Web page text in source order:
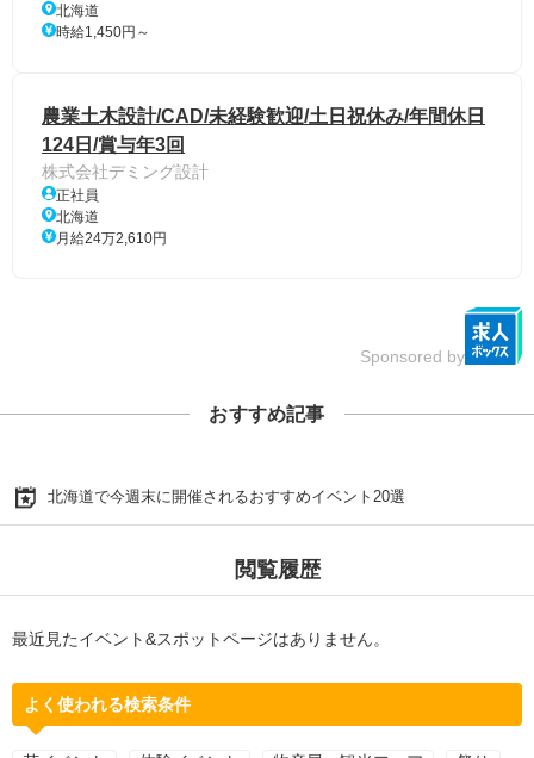
北海道
時給1,450円～
農業土木設計/CAD/未経験歓迎/土日祝休み/年間休日
124日/賞与年3回
株式会社デミング設計
正社員
北海道
月給24万2,610円
Sponsored by
おすすめ記事
北海道で今週末に開催されるおすすめイベント20選
閲覧履歴
最近見たイベント&スポットページはありません。
よく使われる検索条件